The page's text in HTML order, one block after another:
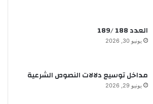
العدد 188 /189
يونيو 30, 2026
مداخل توسيع دلالات النصوص الشرعية
يونيو 29, 2026